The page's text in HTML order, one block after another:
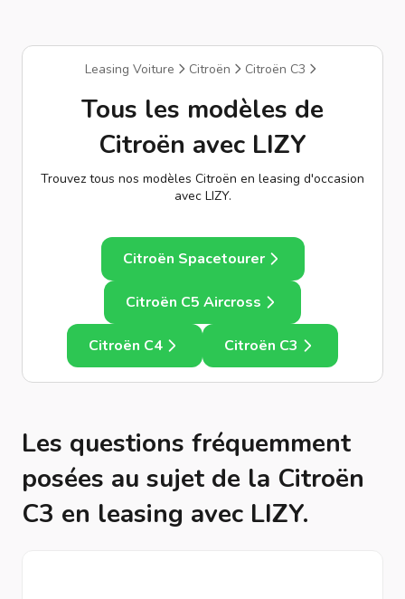
Leasing Voiture Citroën Citroën C3
Tous les modèles de
Citroën avec LIZY
Trouvez tous nos modèles Citroën en leasing d'occasion
avec LIZY.
Citroën Spacetourer
Citroën C5 Aircross
Citroën C4 Citroën C3
Les questions fréquemment
posées au sujet de la Citroën
C3 en leasing avec LIZY.